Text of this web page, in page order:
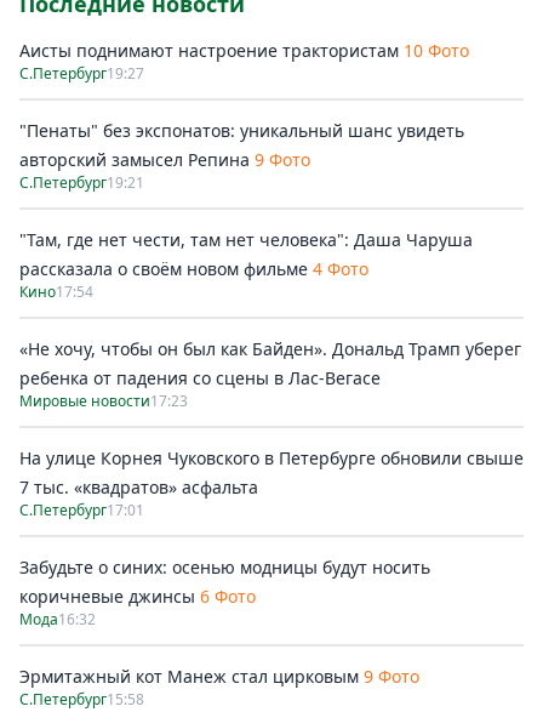
Аисты поднимают настроение трактористам 10 Фото
С.Петербург19:27
"Пенаты" без экспонатов: уникальный шанс увидеть
авторский замысел Репина 9 Фото
С.Петербург19:21
"Там, где нет чести, там нет человека": Даша Чаруша
рассказала о своём новом фильме 4 Фото
Кино17:54
«Не хочу, чтобы он был как Байден». Дональд Трамп уберег
ребенка от падения со сцены в Лас-Вегасе
Мировые новости17:23
На улице Корнея Чуковского в Петербурге обновили свыше
7 тыс. «квадратов» асфальта
С.Петербург17:01
Забудьте о синих: осенью модницы будут носить
коричневые джинсы 6 Фото
Мода16:32
Эрмитажный кот Манеж стал цирковым 9 Фото
С.Петербург15:58